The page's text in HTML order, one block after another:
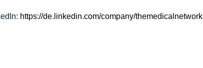
https://de.linkedin.com/company/themedicalnetwork